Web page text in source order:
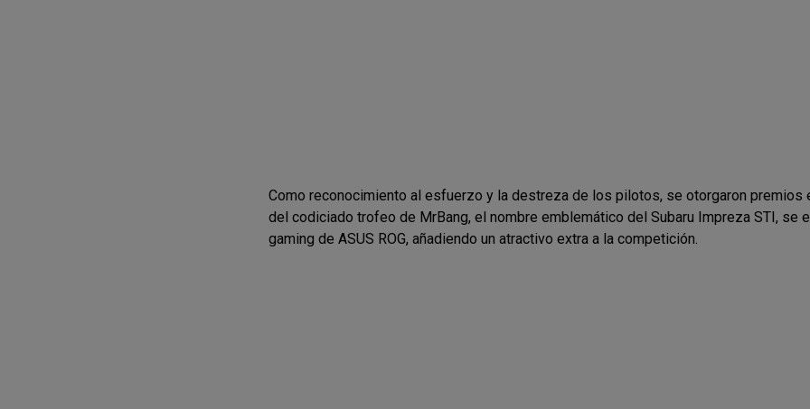
Como reconocimiento al esfuerzo y la destreza de los pilotos, se otorgaron premios
del codiciado trofeo de MrBang, el nombre emblemático del Subaru Impreza STI, se
gaming de ASUS ROG, añadiendo un atractivo extra a la competición.